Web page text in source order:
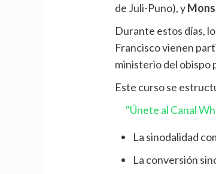
de Juli-Puno), y
Durante estos días,
Francisco vienen
ministerio del obispo
Este curso se
"Únete al Canal
La sinodalidad
La conversión